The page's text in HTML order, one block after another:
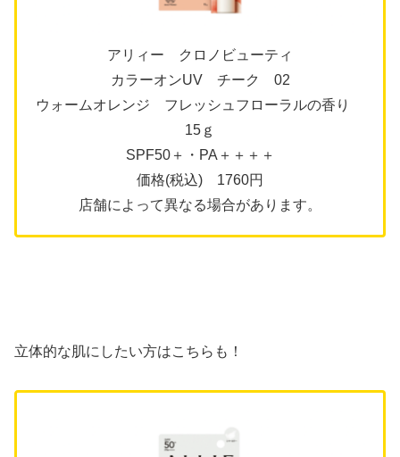
アリィー クロノビューティ
カラーオンUV チーク 02
ウォームオレンジ フレッシュフローラルの香り
15ｇ
SPF50＋・PA＋＋＋＋
価格(税込) 1760円
店舗によって異なる場合があります。
立体的な肌にしたい方はこちらも！